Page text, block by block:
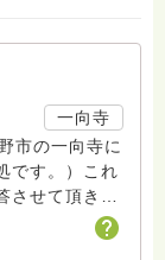
一向寺
市の一向寺に
です。）これ
せて頂きた
で至らぬ点あ
しょうね。お